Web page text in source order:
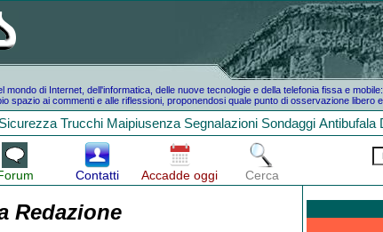
di Internet, dell'informatica, delle nuove tecnologie e della telefonia fissa e
spazio ai commenti e alle riflessioni, proponendosi quale punto di osservazione libero e
Sicurezza Trucchi Maipiusenza Segnalazioni Sondaggi Antibufala
Contatti Accadde oggi Cerca
Redazione